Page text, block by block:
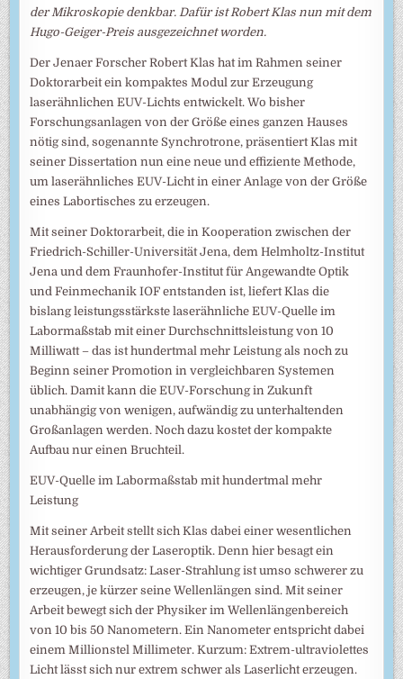
der Mikroskopie denkbar. Dafür ist Robert Klas nun mit dem
Hugo-Geiger-Preis ausgezeichnet worden.
Der Jenaer Forscher Robert Klas hat im Rahmen seiner
Doktorarbeit ein kompaktes Modul zur Erzeugung
laserähnlichen EUV-Lichts entwickelt. Wo bisher
Forschungsanlagen von der Größe eines ganzen Hauses
nötig sind, sogenannte Synchrotrone, präsentiert Klas mit
seiner Dissertation nun eine neue und effiziente Methode,
um laserähnliches EUV-Licht in einer Anlage von der Größe
eines Labortisches zu erzeugen.
Mit seiner Doktorarbeit, die in Kooperation zwischen der
Friedrich-Schiller-Universität Jena, dem Helmholtz-Institut
Jena und dem Fraunhofer-Institut für Angewandte Optik
und Feinmechanik IOF entstanden ist, liefert Klas die
bislang leistungsstärkste laserähnliche EUV-Quelle im
Labormaßstab mit einer Durchschnittsleistung von 10
Milliwatt – das ist hundertmal mehr Leistung als noch zu
Beginn seiner Promotion in vergleichbaren Systemen
üblich. Damit kann die EUV-Forschung in Zukunft
unabhängig von wenigen, aufwändig zu unterhaltenden
Großanlagen werden. Noch dazu kostet der kompakte
Aufbau nur einen Bruchteil.
EUV-Quelle im Labormaßstab mit hundertmal mehr
Leistung
Mit seiner Arbeit stellt sich Klas dabei einer wesentlichen
Herausforderung der Laseroptik. Denn hier besagt ein
wichtiger Grundsatz: Laser-Strahlung ist umso schwerer zu
erzeugen, je kürzer seine Wellenlängen sind. Mit seiner
Arbeit bewegt sich der Physiker im Wellenlängenbereich
von 10 bis 50 Nanometern. Ein Nanometer entspricht dabei
einem Millionstel Millimeter. Kurzum: Extrem-ultraviolettes
Licht lässt sich nur extrem schwer als Laserlicht erzeugen.